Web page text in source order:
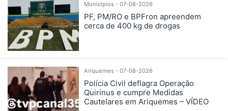
Municípios - 07-08-2026
PF, PM/RO e BPFron apreendem
cerca de 400 kg de drogas
Ariquemes - 07-08-2026
Polícia Civil deflagra Operação
Quirinus e cumpre Medidas
Cautelares em Ariquemes – VÍDEO